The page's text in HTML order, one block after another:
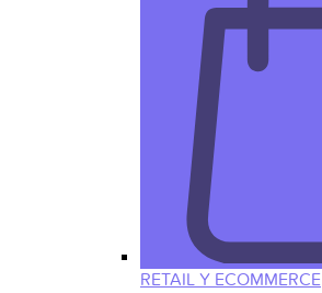
RETAIL Y ECOMMERCE